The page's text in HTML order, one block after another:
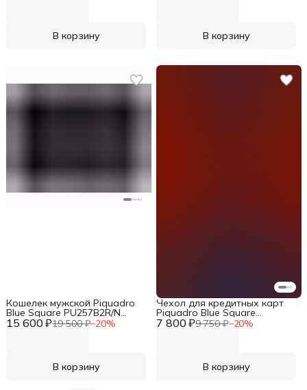
В корзину В корзину
15 600 ₽19 500 ₽−20%
Кошелек мужской Piquadro
Blue Square PU257B2R/N
черный натур.кожа
В корзину
7 800 ₽9 750 ₽−20%
Чехол для кредитных карт
Piquadro Blue Square
PP4825B2BLR/CU4 табачный
В корзину